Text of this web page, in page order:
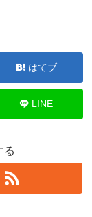
はてブ
LINE
る